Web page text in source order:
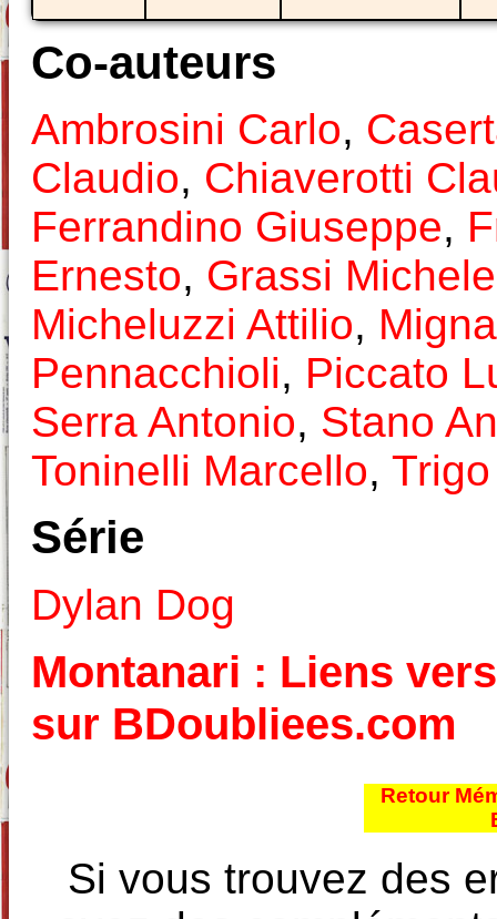
Co-auteurs
Ambrosini Carlo,
Claudio, Chiaverotti
Ferrandino Giuseppe,
Ernesto, Grassi Michele
Micheluzzi Attilio,
Pennacchioli, Piccato
Serra Antonio, Stano
Toninelli Marcello,
Série
Dylan Dog
Montanari : Liens
sur BDoubliees.com
Retour
Si vous trouvez des